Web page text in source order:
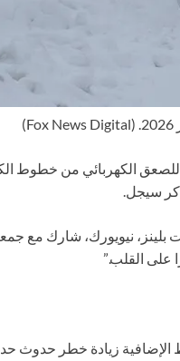
(Fox News Digital)
الكهربائي من خطوط
سيجل.
نيويورك، شارك مع
على القلب.”
زيادة خطر حدوث